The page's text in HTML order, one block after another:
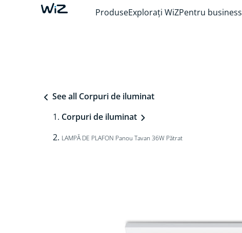
ProduseExplorați WiZPentru business
See all Corpuri de iluminat
Corpuri de iluminat
LAMPĂ DE PLAFON Panou Tavan 36W Pătrat